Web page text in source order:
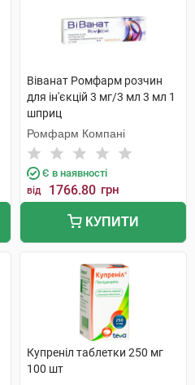
Віванат Ромфарм розчин
для ін'єкцій 3 мг/3 мл 3 мл 1
шприц
Ромфарм Компані
Є в наявності
від 1766.80 грн
КУПИТИ
Купреніл таблетки 250 мг
100 шт